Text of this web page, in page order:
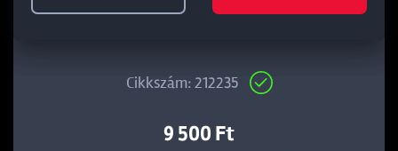
Cikkszám: 212235
9 500 Ft